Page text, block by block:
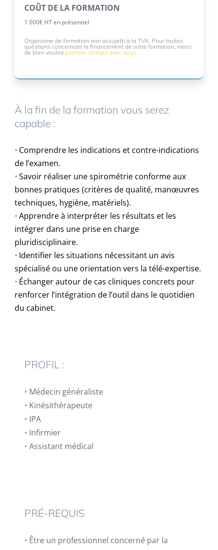
avec les recommandations de la Société de
Pneumologie de Langue Française (SPLF).
COÛT DE LA FORMATION
1 000€ HT en présentiel
Organisme de formation non assujetti à la TVA. Pour toutes
questions concernant le financement de votre formation, merci
de bien vouloir prendre contact avec nous
À la fin de la formation vous serez
capable :
• Comprendre les indications et contre-indications
de l’examen.
•Savoir réaliser une spirométrie conforme aux
bonnes pratiques (critères de qualité, manœuvres
techniques, hygiène, matériels).
•Apprendre à interpréter les résultats et les
intégrer dans une prise en charge
pluridisciplinaire.
• Identifier les situations nécessitant un avis
spécialisé ou une orientation vers la télé-expertise.
• Échanger autour de cas cliniques concrets pour
renforcer l’intégration de l’outil dans le quotidien
du cabinet.
PROFIL :
• Médecin généraliste
• Kinésithérapeute
• IPA
• Infirmier
• Assistant médical
PRÉ-REQUIS
• Être un professionnel concerné par la